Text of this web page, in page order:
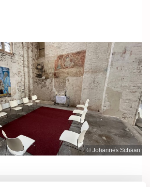
© Johannes Schaan